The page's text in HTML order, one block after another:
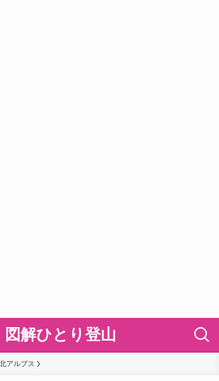
図解ひとり登山
北アルプス